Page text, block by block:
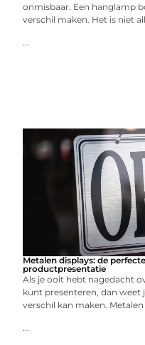
onmisbaar. Een hanglamp
verschil maken. Het is niet
...
Metalen displays: de
productpresentatie
Als je ooit hebt nagedacht
kunt presenteren, dan weet
verschil kan maken. Metalen
...